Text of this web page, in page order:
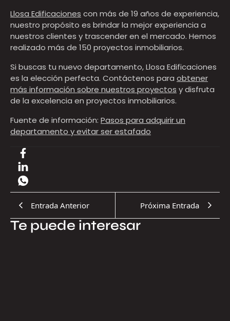
Llosa Edificaciones con más de 19 años de experiencia,
nuestro propósito es brindar la mejor experiencia a
nuestros clientes y trascender en el mercado. Hemos
realizado más de 150 proyectos inmobiliarios.
Si buscas tu nuevo departamento, Llosa Edificaciones
es la elección perfecta. Contáctenos para obtener
más información sobre nuestros proyectos y disfruta
de la excelencia en proyectos inmobiliarios.
Fuente de información: Pasos para adquirir un
departamento y evitar ser estafado
Entrada Anterior Próxima Entrada
Te puede interesar